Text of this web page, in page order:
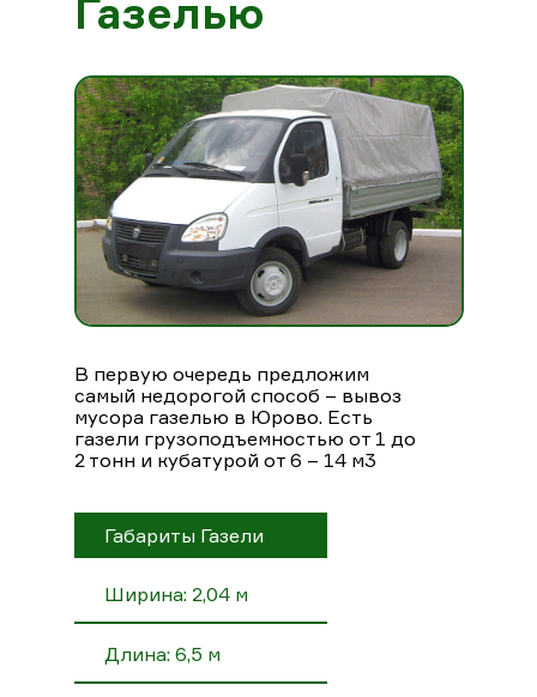
Газелью
В первую очередь предложим
самый недорогой способ – вывоз
мусора газелью в Юрово. Есть
газели грузоподъемностью от 1 до
2 тонн и кубатурой от 6 – 14 м3
Габариты Газели
Ширина: 2,04 м
Длина: 6,5 м